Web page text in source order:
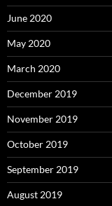
June 2020
May 2020
March 2020
December 2019
November 2019
October 2019
September 2019
August 2019